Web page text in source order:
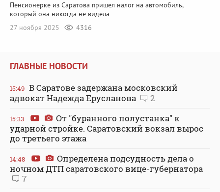
Пенсионерке из Саратова пришел налог на автомобиль,
который она никогда не видела
27 ноября 2025
4316
ГЛАВНЫЕ НОВОСТИ
15:49 В Саратове задержана московский
адвокат Надежда Ерусланова
2
15:33
От "буранного полустанка" к
ударной стройке. Саратовский вокзал вырос
до третьего этажа
14:48
Определена подсудность дела о
ночном ДТП саратовского вице-губернатора
7